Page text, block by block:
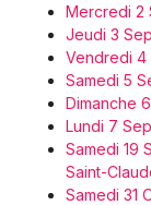
Mercredi 2
Jeudi 3
Vendredi 4
Samedi 5
Dimanche
Lundi 7
Samedi 19
Saint-
Samedi 31